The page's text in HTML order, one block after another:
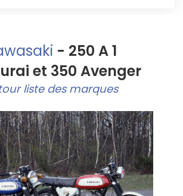
- 250 A 1
et 350 Avenger
liste des marques